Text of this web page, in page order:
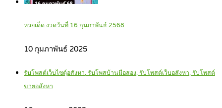
หวยเด็ด งวดวันที่ 16 กุมภาพันธ์ 2568
10 กุมภาพันธ์ 2025
รับโพสต์เว็บไซตฺ์อสังหา, รับโพสบ้านมือสอง, รับโพสต์เว็บอสังหา, รับโพสต์
ขายอสังหา